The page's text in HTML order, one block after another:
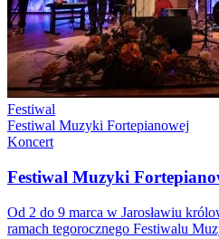
Festiwal
Festiwal Muzyki Fortepianowej
Koncert
Festiwal Muzyki
Od 2 do 9 marca w Jarosławiu
ramach tegorocznego Festiwalu